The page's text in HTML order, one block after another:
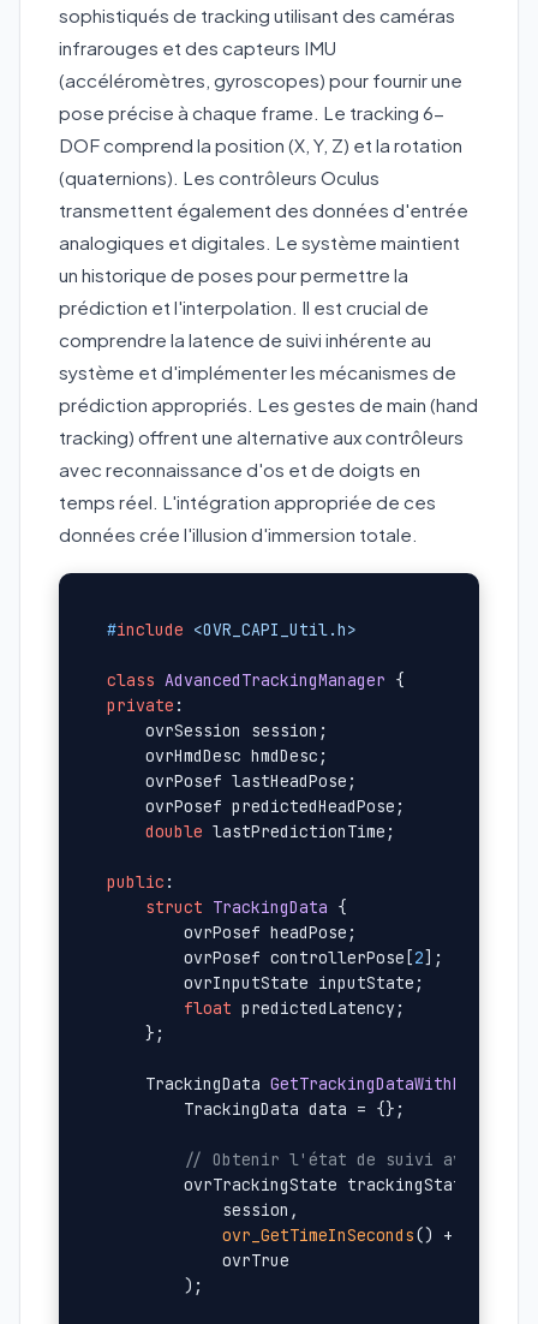
sophistiqués de tracking utilisant des caméras
infrarouges et des capteurs IMU
(accéléromètres, gyroscopes) pour fournir une
pose précise à chaque frame. Le tracking 6-
DOF comprend la position (X, Y, Z) et la rotation
(quaternions). Les contrôleurs Oculus
transmettent également des données d'entrée
analogiques et digitales. Le système maintient
un historique de poses pour permettre la
prédiction et l'interpolation. Il est crucial de
comprendre la latence de suivi inhérente au
système et d'implémenter les mécanismes de
prédiction appropriés. Les gestes de main (hand
tracking) offrent une alternative aux contrôleurs
avec reconnaissance d'os et de doigts en
temps réel. L'intégration appropriée de ces
données crée l'illusion d'immersion totale.
#include <OVR_CAPI_Util.h>
class AdvancedTrackingManager
private :
    ovrSession session;
    ovrHmdDesc hmdDesc;
    ovrPosef lastHeadPose;
    ovrPosef predictedHeadPose;
double lastPredictionTime;
public :
struct TrackingData {
        ovrPosef headPose;
        ovrPosef controllerPose[
2];
        ovrInputState inputState;
float predictedLatency;
    };
TrackingData
        TrackingData data = {};
// Obtenir l'état de suivi avec
        ovrTrackingState trackingState =
            session,
ovr_GetTimeInSeconds() +
            ovrTrue
        );